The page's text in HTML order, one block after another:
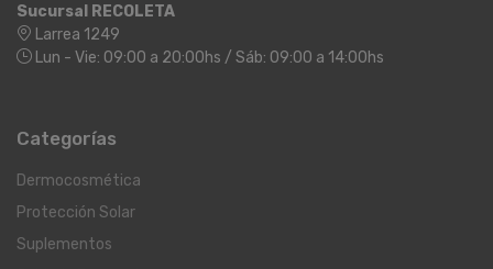
Sucursal RECOLETA
Larrea 1249
Lun - Vie: 09:00 a 20:00hs / Sáb: 09:00 a 14:00hs
Categorías
Dermocosmética
Protección Solar
Suplementos